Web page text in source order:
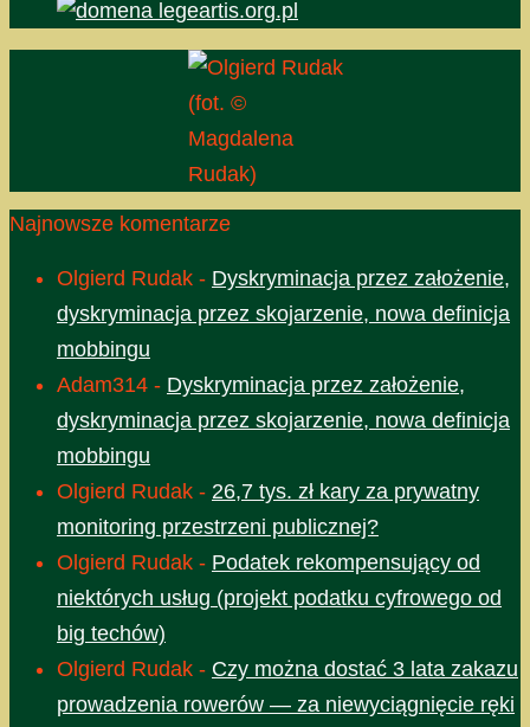
(fot. ©
Magdalena
Rudak)
Najnowsze komentarze
Olgierd Rudak - Dyskryminacja przez założenie,
dyskryminacja przez skojarzenie, nowa definicja
mobbingu
Adam314 - Dyskryminacja przez założenie,
dyskryminacja przez skojarzenie, nowa definicja
mobbingu
Olgierd Rudak - 26,7 tys. zł kary za prywatny
monitoring przestrzeni publicznej?
Olgierd Rudak - Podatek rekompensujący od
niektórych usług (projekt podatku cyfrowego od
big techów)
Olgierd Rudak - Czy można dostać 3 lata zakazu
prowadzenia rowerów — za niewyciągnięcie ręki